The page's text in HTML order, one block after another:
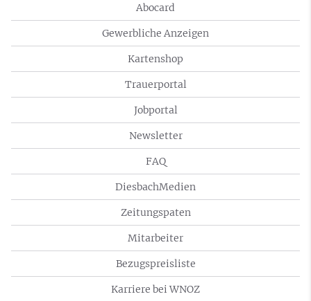
Abocard
Gewerbliche Anzeigen
Kartenshop
Trauerportal
Jobportal
Newsletter
FAQ
DiesbachMedien
Zeitungspaten
Mitarbeiter
Bezugspreisliste
Karriere bei WNOZ